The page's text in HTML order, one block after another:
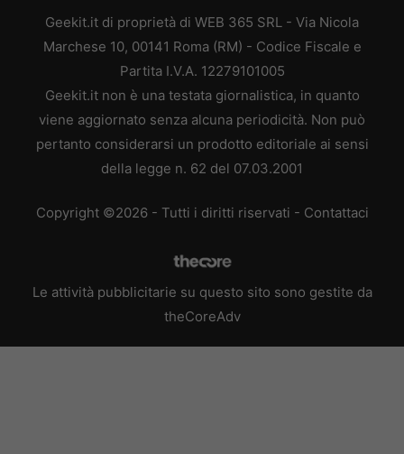
Geekit.it di proprietà di WEB 365 SRL - Via Nicola
Marchese 10, 00141 Roma (RM) - Codice Fiscale e
Partita I.V.A. 12279101005
Geekit.it non è una testata giornalistica, in quanto
viene aggiornato senza alcuna periodicità. Non può
pertanto considerarsi un prodotto editoriale ai sensi
della legge n. 62 del 07.03.2001
Copyright ©2026 - Tutti i diritti riservati - Contattaci
Le attività pubblicitarie su questo sito sono gestite da
theCoreAdv